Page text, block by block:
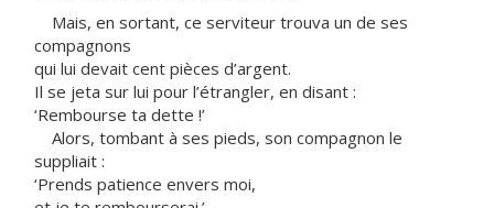
Mais, en sortant, ce serviteur trouva un de ses
compagnons
qui lui devait cent pièces d’argent.
Il se jeta sur lui pour l’étrangler, en disant :
‘Rembourse ta dette !’
Alors, tombant à ses pieds, son compagnon le
suppliait :
‘Prends patience envers moi,